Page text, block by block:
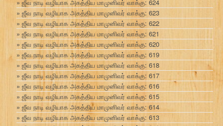
ஜீவ நாடி வழியாக அகத்திய மாமுனிவர் வாக்கு: 624
ஜீவ நாடி வழியாக அகத்திய மாமுனிவர் வாக்கு: 623
ஜீவ நாடி வழியாக அகத்திய மாமுனிவர் வாக்கு: 622
ஜீவ நாடி வழியாக அகத்திய மாமுனிவர் வாக்கு: 621
ஜீவ நாடி வழியாக அகத்திய மாமுனிவர் வாக்கு: 620
ஜீவ நாடி வழியாக அகத்திய மாமுனிவர் வாக்கு: 619
ஜீவ நாடி வழியாக அகத்திய மாமுனிவர் வாக்கு: 618
ஜீவ நாடி வழியாக அகத்திய மாமுனிவர் வாக்கு: 617
ஜீவ நாடி வழியாக அகத்திய மாமுனிவர் வாக்கு: 616
ஜீவ நாடி வழியாக அகத்திய மாமுனிவர் வாக்கு: 615
ஜீவ நாடி வழியாக அகத்திய மாமுனிவர் வாக்கு: 614
ஜீவ நாடி வழியாக அகத்திய மாமுனிவர் வாக்கு: 613